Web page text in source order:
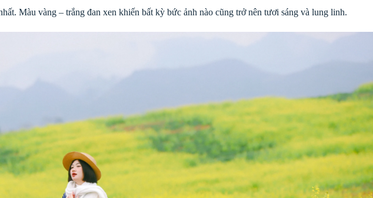
Màu vàng – trắng đan xen khiến bất kỳ bức ảnh nào cũng trở nên tươi sáng và lung linh.